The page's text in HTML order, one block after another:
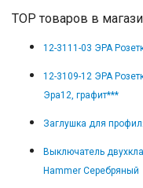
TOP товаров в
12-3111-03 ЭРА
12-3109-12 ЭРА
Эра12, графит***
Заглушка для
Выключатель
Hammer Серебряный